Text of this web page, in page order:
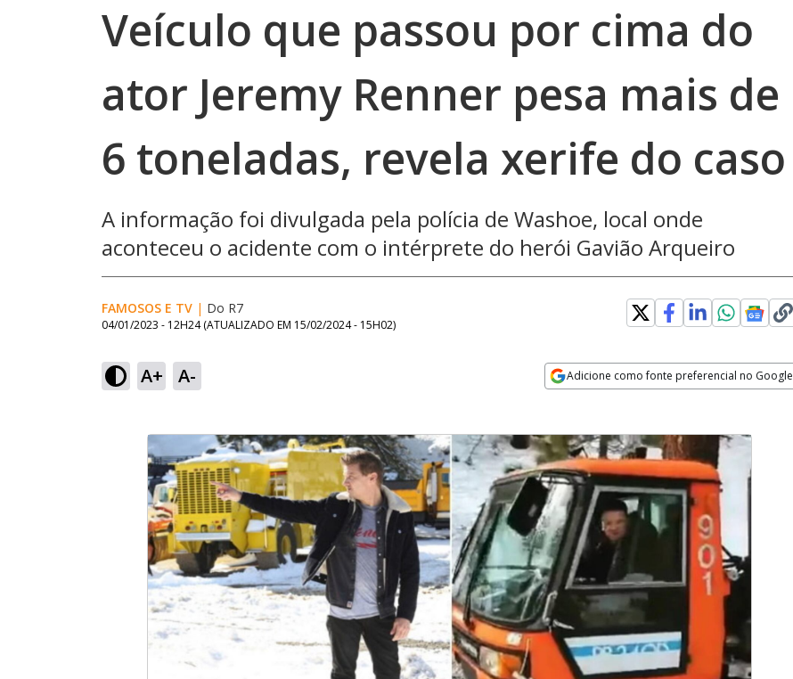
Veículo que passou por cima do
ator Jeremy Renner pesa mais de
6 toneladas, revela xerife do caso
A informação foi divulgada pela polícia de Washoe, local onde
aconteceu o acidente com o intérprete do herói Gavião Arqueiro
FAMOSOS E TV | Do R7
04/01/2023 - 12H24 (ATUALIZADO EM 15/02/2024 - 15H02)
A+ A- Adicione como fonte preferencial no Google